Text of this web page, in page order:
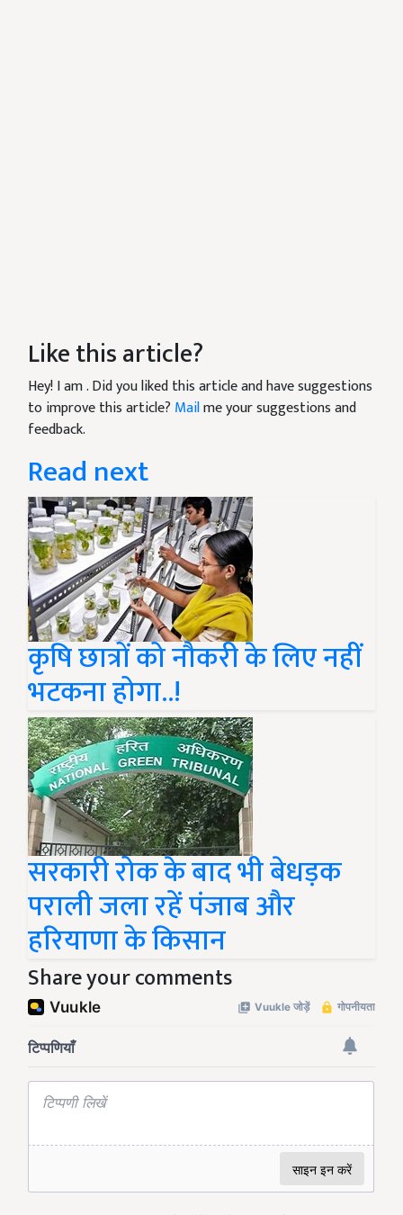
Like this article?
Hey! I am. Did you liked this article and have suggestions
to improve this article? Mailme your suggestions and
feedback.
Read next
कृषि छात्रों को नौकरी के लिए नहीं
भटकना होगा..!
सरकारी रोक के बाद भी बेधड़क
पराली जला रहें पंजाब और
हरियाणा के किसान
Share your comments